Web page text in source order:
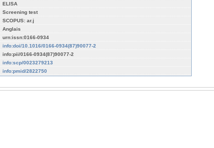
ELISA
Screening test
SCOPUS: ar.j
Anglais
urn:issn:0166-0934
info:doi/10.1016/0166-0934(87)90077-2
info:pii/0166-0934(87)90077-2
info:scp/0023279213
info:pmid/2822750